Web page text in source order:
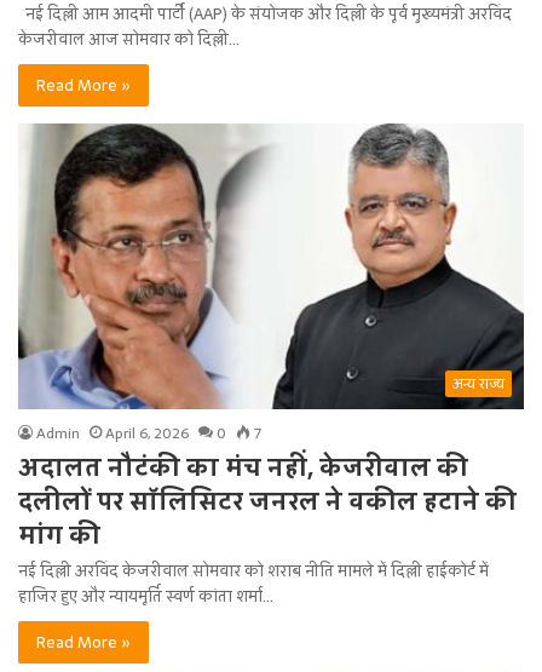
नई दिल्ली आम आदमी पार्टी (AAP) के संयोजक और दिल्ली के पूर्व मुख्यमंत्री अरविंद
केजरीवाल आज सोमवार को दिल्ली…
Read More »
अन्य राज्य
Admin April 6, 2026 0 7
अदालत नौटंकी का मंच नहीं, केजरीवाल की
दलीलों पर सॉलिसिटर जनरल ने वकील हटाने की
मांग की
नई दिल्ली अरविंद केजरीवाल सोमवार को शराब नीति मामले में दिल्ली हाईकोर्ट में
हाजिर हुए और न्यायमूर्ति स्वर्ण कांता शर्मा…
Read More »